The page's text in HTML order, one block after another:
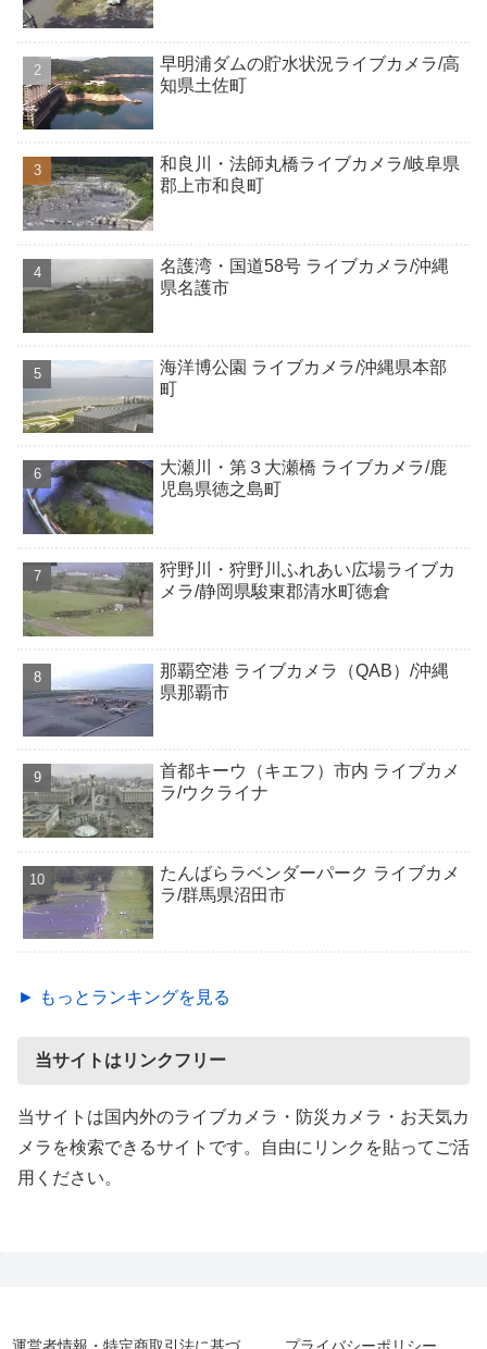
早明浦ダムの貯水状況ライブカメラ/高
知県土佐町
和良川・法師丸橋ライブカメラ/岐阜県
郡上市和良町
名護湾・国道58号 ライブカメラ/沖縄
県名護市
海洋博公園 ライブカメラ/沖縄県本部
町
大瀬川・第３大瀬橋 ライブカメラ/鹿
児島県徳之島町
狩野川・狩野川ふれあい広場ライブカ
メラ/静岡県駿東郡清水町徳倉
那覇空港 ライブカメラ（QAB）/沖縄
県那覇市
首都キーウ（キエフ）市内 ライブカメ
ラ/ウクライナ
たんばらラベンダーパーク ライブカメ
ラ/群馬県沼田市
► もっとランキングを見る
当サイトはリンクフリー
当サイトは国内外のライブカメラ・防災カメラ・お天気カ
メラを検索できるサイトです。自由にリンクを貼ってご活
用ください。